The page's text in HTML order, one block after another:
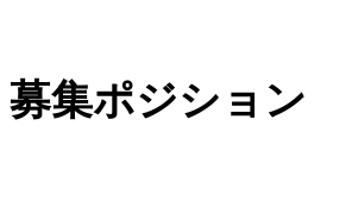
募集ポジション